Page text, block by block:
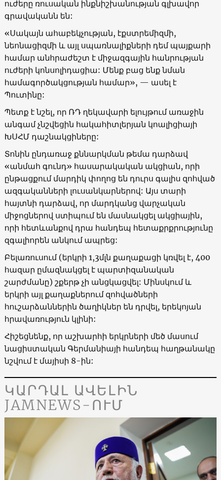
ուժերը ռուսական ինքնիշխանության գլխավոր
գրավականն են:
«Սակայն ահաբեկչության, էքստրեմիզմի,
նեոնացիզմի և այլ սպառնալիքների դեմ պայքարի
համար անհրաժեշտ է միջազգային հանրության
ուժերի կոնսոլիդացիա: Մենք բաց ենք նման
համագործակցության համար», — ասել է
Պուտինը:
Պետք է նշել, որ ՌԴ ղեկավարի ելույթում առաջին
անգամ չնշվեցին հակահիտլերյան կոալիցիայի
ԽՍՀՄ դաշնակցիները:
Տոնին ընդառաջ քննարկման թեմա դարձավ
«անմահ գունդ» հասարակական ակցիան, որի
ընթացքում մարդիկ փողոց են դուրս գալիս զոհված
ազգականների լուսանկարներով: Այս տարի
հայտնի դարձավ, որ մարդկանց վարչական
միջոցներով ստիպում են մասնակցել ակցիային,
որի հետևանքով դրա հանդեպ հետաքրքրությունը
զգալիորեն անկում ապրեց:
Բելառուսում (երկրի 1,3մլն քաղաքացի կռվել է, 400
հազար ըմազնակցել է պարտիզանական
շարժմանը) շքերթ չի անցկացվել: Մինսկում և
երկրի այլ քաղաքներում զոհվածների
հուշարձաններին ծաղիկներ են դրվել, երեկոյան
հրավառություն կլինի:
Հիշեցնենք, որ աշխարհի երկրների մեծ մասում
նացիստական Գերմանիայի հանդեպ հաղթանակը
նշվում է մայիսի 8-ին:
ԿԱՐԴԱԼ ԱՎԵԼԻՆ
JAMNEWS-ՈՒՄ